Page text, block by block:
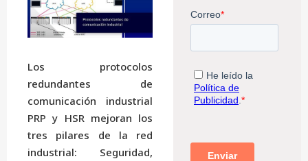
Los protocolos
redundantes de
comunicación industrial
PRP y HSR mejoran los
tres pilares de la red
industrial: Seguridad,